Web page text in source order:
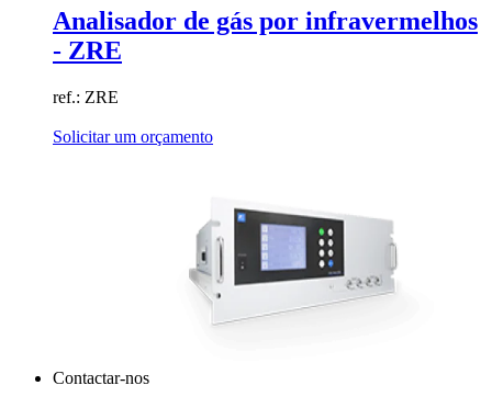
Analisador de gás por infravermelhos
- ZRE
ref.: ZRE
Solicitar um orçamento
Contactar-nos